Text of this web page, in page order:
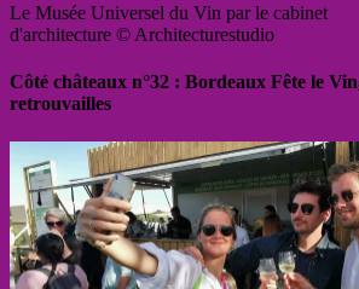
Le Musée Universel du Vin par le cabinet
d'architecture © Architecturestudio
Côté châteaux n°32 : Bordeaux Fête le
retrouvailles